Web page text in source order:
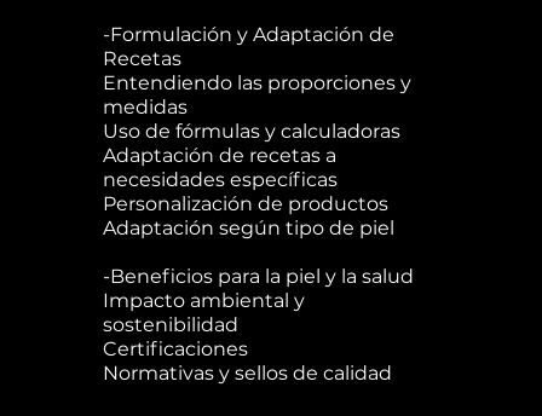
-Formulación y Adaptación de
Recetas
Entendiendo las proporciones y
medidas
Uso de fórmulas y calculadoras
Adaptación de recetas a
necesidades específicas
Personalización de productos
Adaptación según tipo de piel
-Beneficios para la piel y la salud
Impacto ambiental y
sostenibilidad
Certificaciones
Normativas y sellos de calidad